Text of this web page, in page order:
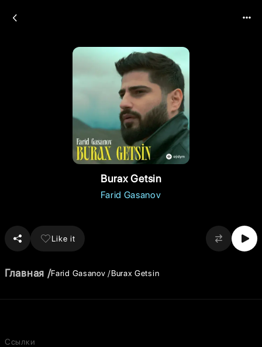
Burax Getsin
Farid Gasanov
Like it
Главная Farid Gasanov Burax Getsin
Ссылки